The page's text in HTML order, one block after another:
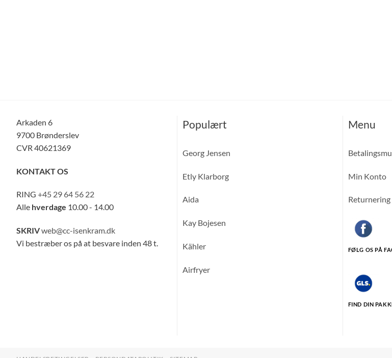
Arkaden 6
9700 Brønderslev
CVR 40621369
KONTAKT OS
RING +45 29 64 56 22
Alle hverdage 10.00 - 14.00
SKRIVweb@cc-isenkram.dk
Vi bestræber os på at besvare inden 48 t.
Populært
Georg Jensen
Etly Klarborg
Aida
Kay Bojesen
Kähler
Airfryer
Menu
Min Konto
Returnering
FØLG OS PÅ
FIND DIN